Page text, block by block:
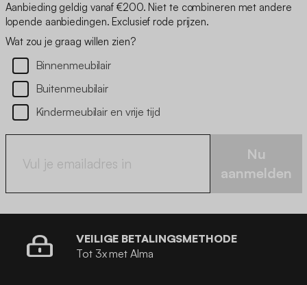
Aanbieding geldig vanaf €200. Niet te combineren met andere
lopende aanbiedingen. Exclusief rode prijzen.
Wat zou je graag willen zien?
Binnenmeubilair
Buitenmeubilair
Kindermeubilair en vrije tijd
Nu
aanmelden
VEILIGE BETALINGSMETHODE
Tot 3x met Alma